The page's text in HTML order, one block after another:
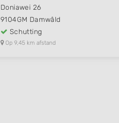
Doniawei 26
9104GM Damwâld
Schutting
Op 9,45 km afstand